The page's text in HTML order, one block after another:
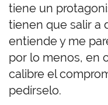
tiene un
tienen que salir a
entiende y me
por lo menos, en
calibre el
pedírselo.